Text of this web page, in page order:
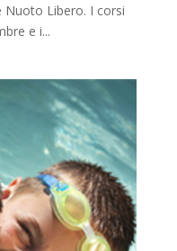
Nuoto Libero. I corsi
e i...